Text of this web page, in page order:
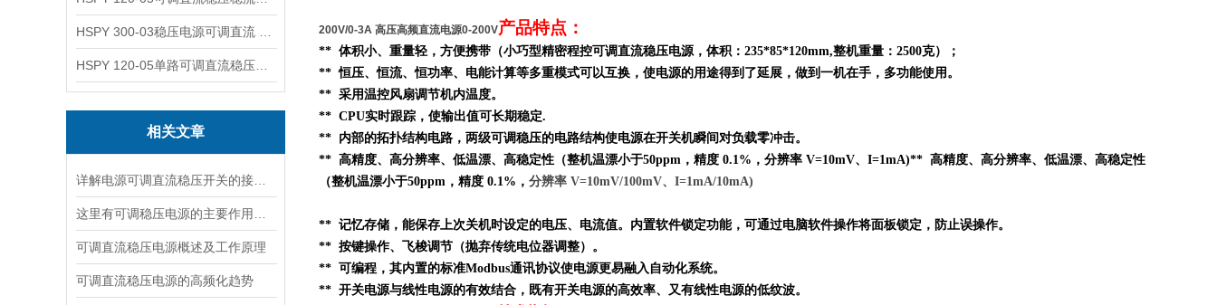
相关文章
可调直流稳压电源概述及工作原理
可调直流稳压电源的高频化趋势
200V/0-3A 高压高频直流电源0-200V产品特点：
** 体积小、重量轻，方便携带（小巧型精密程控可调直流稳压电源，体积： 235*85*120mm,整机重量： 2500克）；
** 恒压、恒流、恒功率、电能计算等多重模式可以互换 ， 使电源的用途得到了延展，做到一机在手，多功能使用。
** 采用温控风扇调节机内温度。
** CPU实时跟踪，使输出值可长期稳定.
** 内部的拓扑结构电路，两级可调稳压的电路结构使电源在开关机瞬间对负载零冲击。
** 高精度、高分辨率、低温漂、高稳定性（整机温漂小于50ppm，精度 0.1%，分辨率 V=10mV、I=1mA)** 高精度、高分辨率、低温漂、高稳定性
（整机温漂小于50ppm，精度 0.1%， 分辨率 V=10mV/100mV、I=1mA/10mA)
** 记忆存储，能保存上次关机时设定的电压、电流值。内置软件锁定功能，可通过电脑软件操作将面板锁定，防止误操作。
** 按键操作、飞梭调节（抛弃传统电位器调整）。
** 可编程，其内置的标准Modbus通讯协议使电源更易融入自动化系统。
** 开关电源与线性电源的有效结合，既有开关电源的高效率、又有线性电源的低纹波。